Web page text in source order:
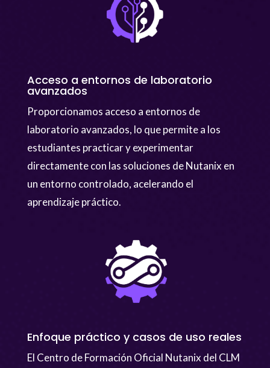
Acceso a entornos de laboratorio
avanzados
Proporcionamos acceso a entornos de
laboratorio avanzados, lo que permite a los
estudiantes practicar y experimentar
directamente con las soluciones de Nutanix en
un entorno controlado, acelerando el
aprendizaje práctico.
Enfoque práctico y casos de uso reales
El Centro de Formación Oficial Nutanix del CLM